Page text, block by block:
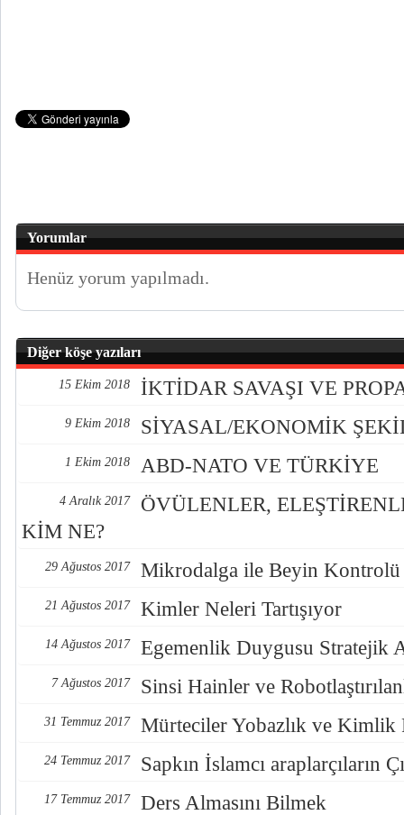
Yorumlar
Henüz yorum yapılmadı.
Diğer köşe yazıları
15 Ekim 2018 İKTİDAR SAVAŞI VE
9 Ekim 2018 SİYASAL/EKONOMİK
1 Ekim 2018 ABD-NATO VE TÜRKİYE
4 Aralık 2017
ÖVÜLENLER,
KİM NE?
29 Ağustos 2017 Mikrodalga ile Beyin Kontrolü
21 Ağustos 2017 Kimler Neleri Tartışıyor
14 Ağustos 2017 Egemenlik Duygusu Stratejik
7 Ağustos 2017 Sinsi Hainler ve
31 Temmuz 2017 Mürteciler Yobazlık ve Kimlik
24 Temmuz 2017 Sapkın İslamcı araplarçıların
17 Temmuz 2017 Ders Almasını Bilmek